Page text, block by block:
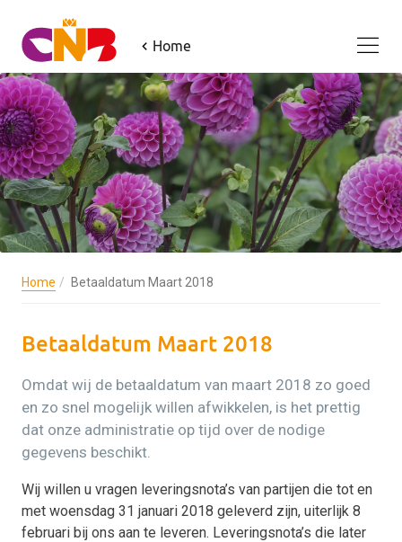
Home
Home Betaaldatum Maart 2018
Betaaldatum Maart 2018
Omdat wij de betaaldatum van maart 2018 zo goed
en zo snel mogelijk willen afwikkelen, is het prettig
dat onze administratie op tijd over de nodige
gegevens beschikt.
Wij willen u vragen leveringsnota’s van partijen die tot en
met woensdag 31 januari 2018 geleverd zijn, uiterlijk 8
februari bij ons aan te leveren. Leveringsnota’s die later